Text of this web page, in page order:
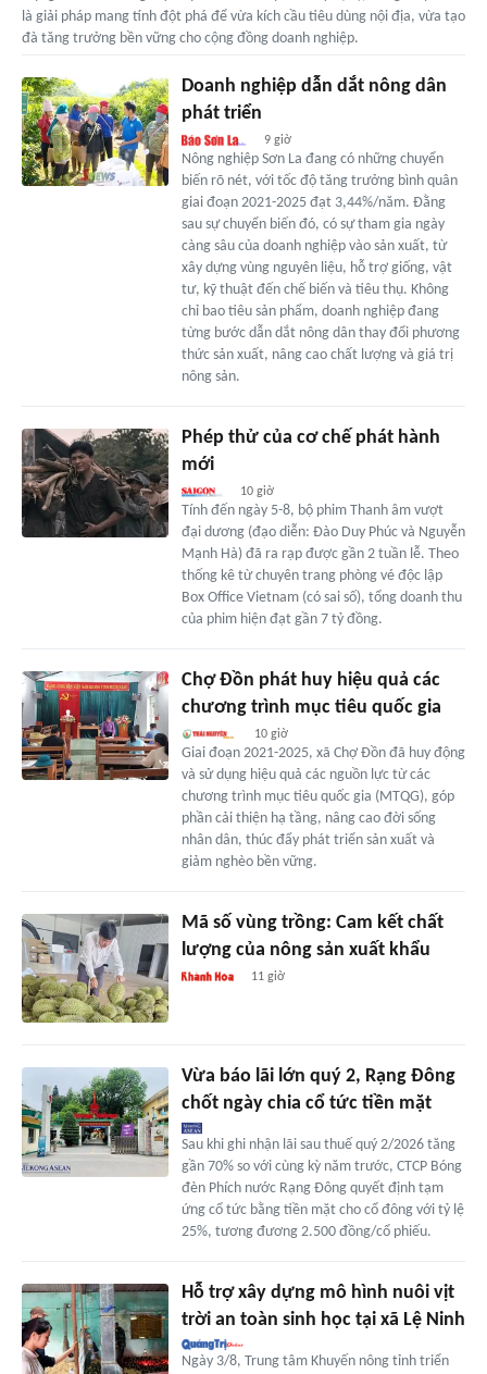
là giải pháp mang tính đột phá để vừa kích cầu tiêu dùng nội địa, vừa tạo
đà tăng trưởng bền vững cho cộng đồng doanh nghiệp.
Doanh nghiệp dẫn dắt nông dân
phát triển
9 giờ
Nông nghiệp Sơn La đang có những chuyển
biến rõ nét, với tốc độ tăng trưởng bình quân
giai đoạn 2021-2025 đạt 3,44%/năm. Đằng
sau sự chuyển biến đó, có sự tham gia ngày
càng sâu của doanh nghiệp vào sản xuất, từ
xây dựng vùng nguyên liệu, hỗ trợ giống, vật
tư, kỹ thuật đến chế biến và tiêu thụ. Không
chỉ bao tiêu sản phẩm, doanh nghiệp đang
từng bước dẫn dắt nông dân thay đổi phương
thức sản xuất, nâng cao chất lượng và giá trị
nông sản.
Phép thử của cơ chế phát hành
mới
10 giờ
Tính đến ngày 5-8, bộ phim Thanh âm vượt
đại dương (đạo diễn: Đào Duy Phúc và Nguyễn
Mạnh Hà) đã ra rạp được gần 2 tuần lễ. Theo
thống kê từ chuyên trang phòng vé độc lập
Box Office Vietnam (có sai số), tổng doanh thu
của phim hiện đạt gần 7 tỷ đồng.
Chợ Đồn phát huy hiệu quả các
chương trình mục tiêu quốc gia
10 giờ
Giai đoạn 2021-2025, xã Chợ Đồn đã huy động
và sử dụng hiệu quả các nguồn lực từ các
chương trình mục tiêu quốc gia (MTQG), góp
phần cải thiện hạ tầng, nâng cao đời sống
nhân dân, thúc đẩy phát triển sản xuất và
giảm nghèo bền vững.
Mã số vùng trồng: Cam kết chất
lượng của nông sản xuất khẩu
11 giờ
Vừa báo lãi lớn quý 2, Rạng Đông
chốt ngày chia cổ tức tiền mặt
Sau khi ghi nhận lãi sau thuế quý 2/2026 tăng
gần 70% so với cùng kỳ năm trước, CTCP Bóng
đèn Phích nước Rạng Đông quyết định tạm
ứng cổ tức bằng tiền mặt cho cổ đông với tỷ lệ
25%, tương đương 2.500 đồng/cổ phiếu.
Hỗ trợ xây dựng mô hình nuôi vịt
trời an toàn sinh học tại xã Lệ Ninh
Ngày 3/8, Trung tâm Khuyến nông tỉnh triển